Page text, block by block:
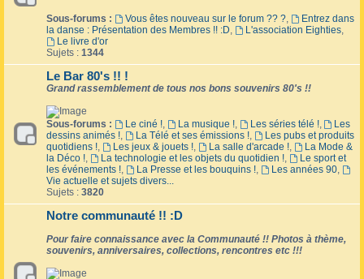
Sous-forums : Vous êtes nouveau sur le forum ?? ?,
Entrez dans
la danse : Présentation des Membres !! :D, L'association Eighties,
Le livre d'or
Sujets : 1344
Le Bar 80's !! !
Grand rassemblement de tous nos bons souvenirs 80's !!
Sous-forums : Le ciné !, La musique !, Les séries télé !,
Les
dessins animés !, La Télé et ses émissions !,
Les pubs et produits
quotidiens !, Les jeux & jouets !, La salle d'arcade !,
La Mode &
la Déco !, La technologie et les objets du quotidien !,
Le sport et
les événements !, La Presse et les bouquins !, Les années 90,
Vie actuelle et sujets divers...
Sujets : 3820
Notre communauté !! :D
Pour faire connaissance avec la Communauté !! Photos à thème,
souvenirs, anniversaires, collections, rencontres etc !!!